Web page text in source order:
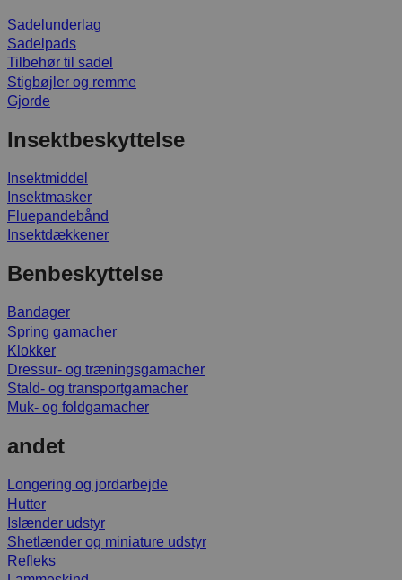
Sadelunderlag
Sadelpads
Tilbehør til sadel
Stigbøjler og remme
Gjorde
Insektbeskyttelse
Insektmiddel
Insektmasker
Fluepandebånd
Insektdækkener
Benbeskyttelse
Bandager
Spring gamacher
Klokker
Dressur- og træningsgamacher
Stald- og transportgamacher
Muk- og foldgamacher
andet
Longering og jordarbejde
Hutter
Islænder udstyr
Shetlænder og miniature udstyr
Refleks